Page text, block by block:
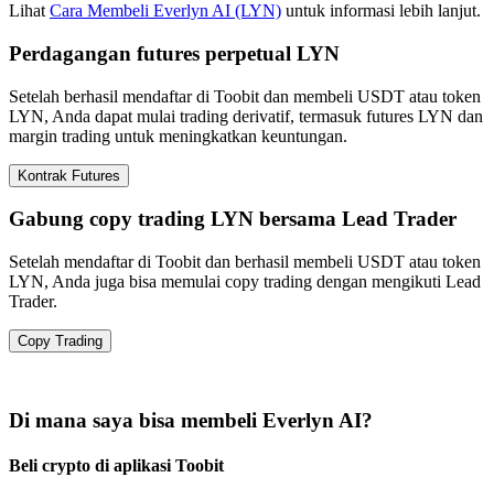
Lihat Cara Membeli Everlyn AI (LYN) untuk informasi lebih lanjut.
Perdagangan futures perpetual LYN
Setelah berhasil mendaftar di Toobit dan membeli USDT atau token
LYN, Anda dapat mulai trading derivatif, termasuk futures LYN dan
margin trading untuk meningkatkan keuntungan.
Kontrak Futures
Gabung copy trading LYN bersama Lead Trader
Setelah mendaftar di Toobit dan berhasil membeli USDT atau token
LYN, Anda juga bisa memulai copy trading dengan mengikuti Lead
Trader.
Copy Trading
Di mana saya bisa membeli Everlyn AI?
Beli crypto di aplikasi Toobit